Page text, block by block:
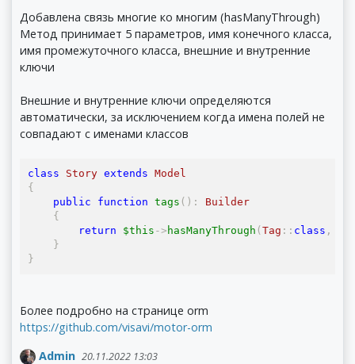
Добавлена связь многие ко многим (hasManyThrough)
Метод принимает 5 параметров, имя конечного класса,
имя промежуточного класса, внешние и внутренние
ключи
Внешние и внутренние ключи определяются
автоматически, за исключением когда имена полей не
совпадают с именами классов
class Story extends
Model
{
public
function tags ():
Builder
{
return $this -> hasManyThrough (Tag :: class ,
}
}
Более подробно на странице orm
https://github.com/visavi/motor-orm
Admin 20.11.2022 13:03